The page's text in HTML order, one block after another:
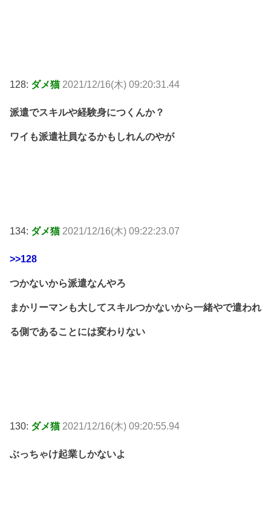
128: ダメ猫 2021/12/16(木) 09:20:31.44
派遣でスキルや経験身につくんか？
ワイも派遣社員なるかもしれんのやが
134: ダメ猫 2021/12/16(木) 09:22:23.07
>>128
つかないから派遣なんやろ
まかリーマンも大してスキルつかないから一緒やで遣われ
る側であることには変わりない
130: ダメ猫 2021/12/16(木) 09:20:55.94
ぶっちゃけ起業しかないよ